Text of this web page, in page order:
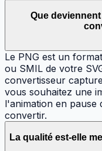
Que
Le PNG est un
ou SMIL de votre
convertisseur
vous souhaitez une
l'animation en pause
convertir.
La qualité est-elle